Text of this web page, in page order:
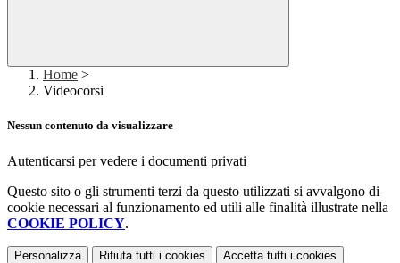
Home >
Videocorsi
Nessun contenuto da visualizzare
Autenticarsi per vedere i documenti privati
Questo sito o gli strumenti terzi da questo utilizzati si avvalgono di
cookie necessari al funzionamento ed utili alle finalità illustrate nella
COOKIE POLICY.
Personalizza Rifiuta tutti i cookies Accetta tutti i cookies